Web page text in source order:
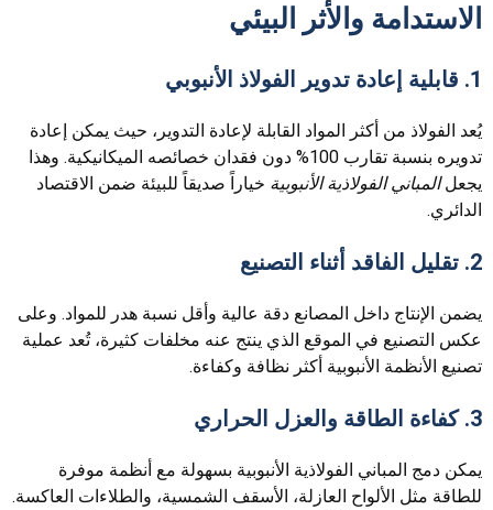
الاستدامة والأثر البيئي
1. قابلية إعادة تدوير الفولاذ الأنبوبي
يُعد الفولاذ من أكثر المواد القابلة لإعادة التدوير، حيث يمكن إعادة
تدويره بنسبة تقارب 100% دون فقدان خصائصه الميكانيكية. وهذا
يجعلالمباني الفولاذية الأنبوبية خياراً صديقاً للبيئة ضمن الاقتصاد
الدائري.
2. تقليل الفاقد أثناء التصنيع
يضمن الإنتاج داخل المصانع دقة عالية وأقل نسبة هدر للمواد. وعلى
عكس التصنيع في الموقع الذي ينتج عنه مخلفات كثيرة، تُعد عملية
تصنيع الأنظمة الأنبوبية أكثر نظافة وكفاءة.
3. كفاءة الطاقة والعزل الحراري
يمكن دمج المباني الفولاذية الأنبوبية بسهولة مع أنظمة موفرة
للطاقة مثل الألواح العازلة، الأسقف الشمسية، والطلاءات العاكسة.